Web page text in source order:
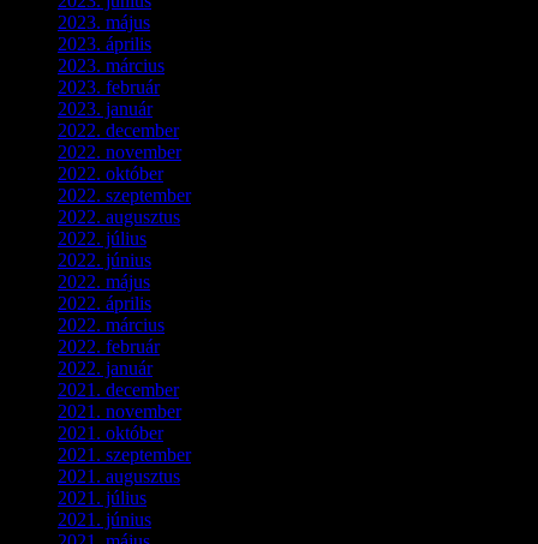
2023. május
2023. április
2023. március
2023. február(4)
2023. január(1)
2022. december(2)
2022. november(4)
2022. október(8)
2022. szeptember(9)
2022. augusztus
2022. július
2022. június
2022. május
2022. április
2022. március
2022. február(4)
2022. január(3)
2021. december(2)
2021. november(5)
2021. október(8)
2021. szeptember(4)
2021. augusztus
2021. július
2021. június